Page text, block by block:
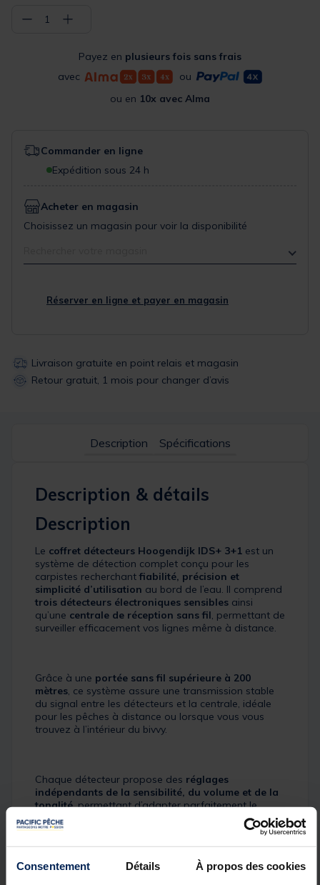
Consentement Détails À propos des cookies
− 1 +
Payez en plusieurs fois sans frais
avec
ou
ou en 10x avec Alma
Commander en ligne
Expédition sous 24 h
Acheter en magasin
Choisissez un magasin pour voir la disponibilité
Réserver en ligne et payer en magasin
Livraison gratuite en point relais et magasin
Retour gratuit, 1 mois pour changer d’avis
Description Spécifications
Description & détails
Description
Le coffret détecteurs Hoogendijk IDS+ 3+1 est un
système de détection complet conçu pour les
carpistes recherchant fiabilité, précision et
simplicité d’utilisation au bord de l’eau. Il comprend
trois détecteurs électroniques sensibles ainsi
qu’une centrale de réception sans fil, permettant de
surveiller efficacement vos lignes même à distance.
Grâce à une portée sans fil supérieure à 200
mètres, ce système assure une transmission stable
du signal entre les détecteurs et la centrale, idéale
pour les pêches à distance ou lorsque vous vous
trouvez à l’intérieur du bivvy.
Chaque détecteur propose des réglages
indépendants de la sensibilité, du volume et de la
tonalité, permettant d’adapter parfaitement le
système aux conditions de pêche. La
fonction MUTE
permet quant à elle de repositionner vos cannes en
silence, évitant de déclencher les alarmes lors des